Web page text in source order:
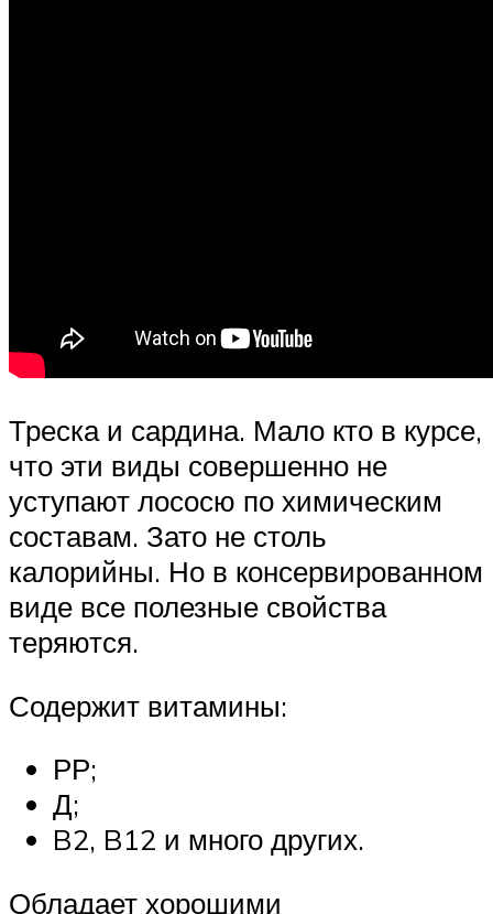
Треска и сардина. Мало кто в курсе,
что эти виды совершенно не
уступают лососю по химическим
составам. Зато не столь
калорийны. Но в консервированном
виде все полезные свойства
теряются.
Содержит витамины:
РР;
Д;
B2, B12 и много других.
Обладает хорошими